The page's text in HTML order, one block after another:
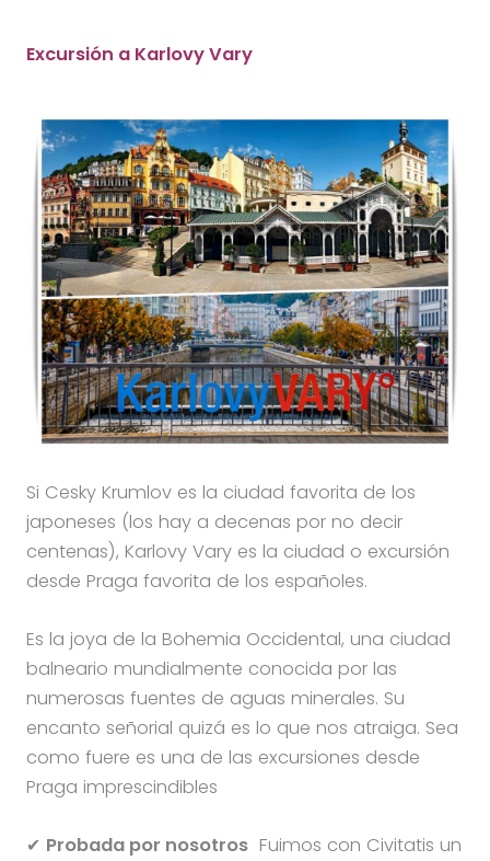
Excursión a Karlovy Vary
Si Cesky Krumlov es la ciudad favorita de los
japoneses (los hay a decenas por no decir
centenas), Karlovy Vary es la ciudad o excursión
desde Praga favorita de los españoles.
Es la joya de la Bohemia Occidental, una ciudad
balneario mundialmente conocida por las
numerosas fuentes de aguas minerales. Su
encanto señorial quizá es lo que nos atraiga. Sea
como fuere es una de las excursiones desde
Praga imprescindibles
✔ Probada por nosotrosFuimos con Civitatis un